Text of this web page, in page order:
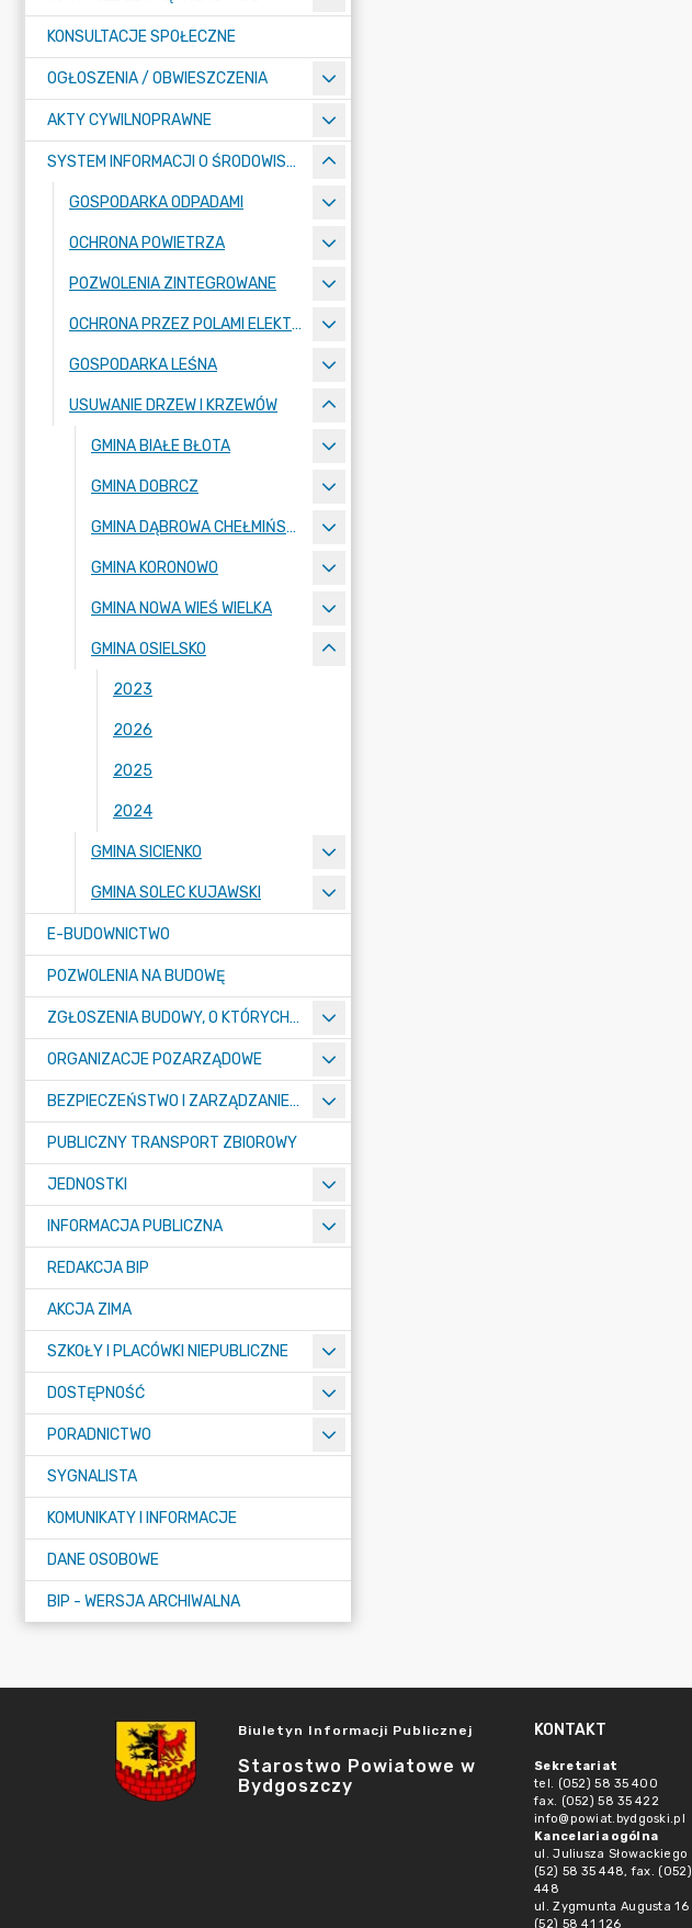
KONSULTACJE SPOŁECZNE
OGŁOSZENIA / OBWIESZCZENIA
AKTY CYWILNOPRAWNE
SYSTEM INFORMACJI O ŚRODOWISKU
GOSPODARKA ODPADAMI
OCHRONA POWIETRZA
POZWOLENIA ZINTEGROWANE
OCHRONA PRZEZ POLAMI ELEKTROMAGNETYCZNYMI
GOSPODARKA LEŚNA
USUWANIE DRZEW I KRZEWÓW
GMINA BIAŁE BŁOTA
GMINA DOBRCZ
GMINA DĄBROWA CHEŁMIŃSKA
GMINA KORONOWO
GMINA NOWA WIEŚ WIELKA
GMINA OSIELSKO
2023
2026
2025
2024
GMINA SICIENKO
GMINA SOLEC KUJAWSKI
E-BUDOWNICTWO
POZWOLENIA NA BUDOWĘ
ZGŁOSZENIA BUDOWY, O KTÓRYCH MOWA W ART. 29 UST. 1 PKT 1A, 2B I 19A USTAWY PRAWO BUDOWLANE
ORGANIZACJE POZARZĄDOWE
BEZPIECZEŃSTWO I ZARZĄDZANIE KRYZYSOWE
PUBLICZNY TRANSPORT ZBIOROWY
JEDNOSTKI
INFORMACJA PUBLICZNA
REDAKCJA BIP
AKCJA ZIMA
SZKOŁY I PLACÓWKI NIEPUBLICZNE
DOSTĘPNOŚĆ
PORADNICTWO
SYGNALISTA
KOMUNIKATY I INFORMACJE
DANE OSOBOWE
BIP - WERSJA ARCHIWALNA
Biuletyn Informacji Publicznej
Starostwo Powiatowe w
Bydgoszczy
KONTAKT
Sekretariat
tel. (052) 58 35 400
fax. (052) 58 35 422
info@powiat.bydgoski.pl
Kancelaria ogólna
ul. Juliusza Słowackiego
(52) 58 35 448, fax.
448
ul. Zygmunta Augusta
(52) 58 41 126